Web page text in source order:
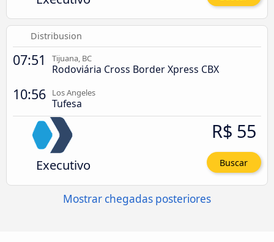
Distribusion
07:51 Tijuana, BC
Rodoviária Cross Border Xpress CBX
10:56 Los Angeles
Tufesa
Executivo
R$ 55
Buscar
Mostrar chegadas posteriores